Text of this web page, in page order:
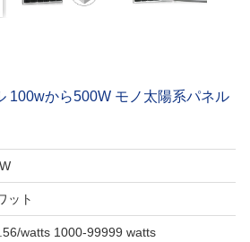
100wから500W モノ太陽系パネル
ット
watts 1000-99999 watts